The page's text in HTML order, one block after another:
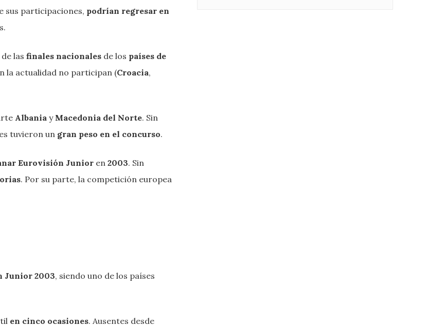
sus participaciones, podrían regresar en
las finales nacionales de los países de
la actualidad no participan (Croacia,
Albania y Macedonia del Norte. Sin
tuvieron un gran peso en el concurso.
Eurovisión Junior en 2003. Sin
. Por su parte, la competición europea
Junior 2003, siendo uno de los países
en cinco ocasiones. Ausentes desde